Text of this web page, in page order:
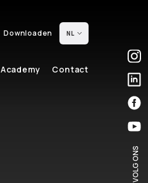
Downloaden NL
Academy Contact
VOLG ONS